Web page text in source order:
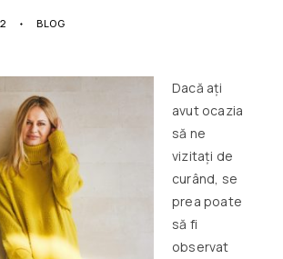
BLOG
Dacă ați
avut ocazia
să ne
vizitați de
curând, se
prea poate
să fi
observat